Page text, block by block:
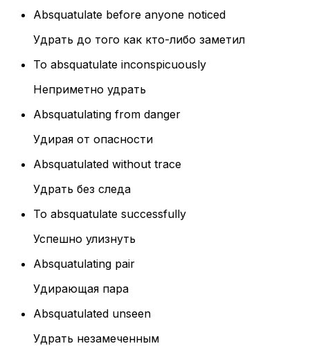
Absquatulate before anyone noticed
Удрать до того как кто-либо заметил
To absquatulate inconspicuously
Неприметно удрать
Absquatulating from danger
Удирая от опасности
Absquatulated without trace
Удрать без следа
To absquatulate successfully
Успешно улизнуть
Absquatulating pair
Удирающая пара
Absquatulated unseen
Удрать незамеченным